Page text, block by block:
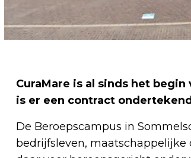
CuraMare is al sinds het
is er een contract
De Beroepscampus in
bedrijfsleven,